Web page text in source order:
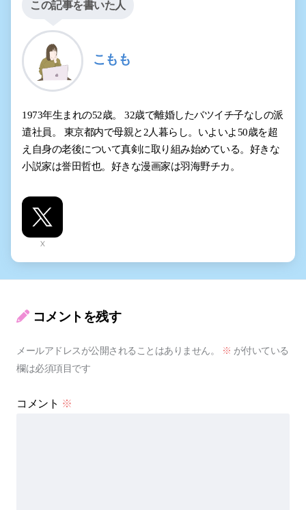
この記事を書いた人
こもも
1973年生まれの52歳。 32歳で離婚したバツイチ子なしの派
遣社員。 東京都内で母親と2人暮らし。いよいよ50歳を超
え自身の老後について真剣に取り組み始めている。好きな
小説家は誉田哲也。好きな漫画家は羽海野チカ。
X
コメントを残す
メールアドレスが公開されることはありません。 ※ が付いている
欄は必須項目です
コメント ※